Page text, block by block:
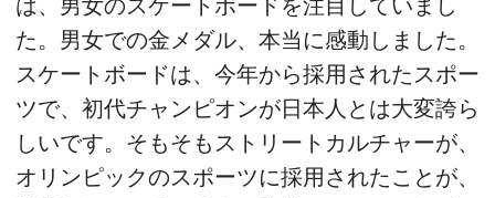
は、男女のスケートボードを注目していまし
た。男女での金メダル、本当に感動しました。
スケートボードは、今年から採用されたスポー
ツで、初代チャンピオンが日本人とは大変誇ら
しいです。そもそもストリートカルチャーが、
オリンピックのスポーツに採用されたことが、